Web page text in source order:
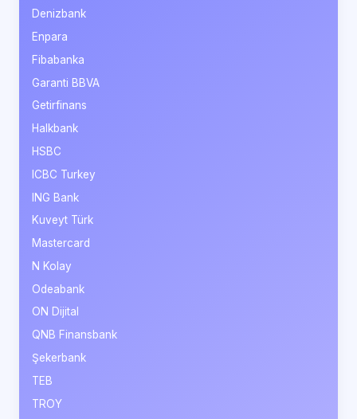
Denizbank
Enpara
Fibabanka
Garanti BBVA
Getirfinans
Halkbank
HSBC
ICBC Turkey
ING Bank
Kuveyt Türk
Mastercard
N Kolay
Odeabank
ON Dijital
QNB Finansbank
Şekerbank
TEB
TROY